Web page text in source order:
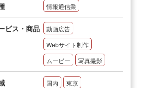
情報通信業
ビス・商品
動画広告
Webサイト制作
ムービー
写真撮影
国内 東京